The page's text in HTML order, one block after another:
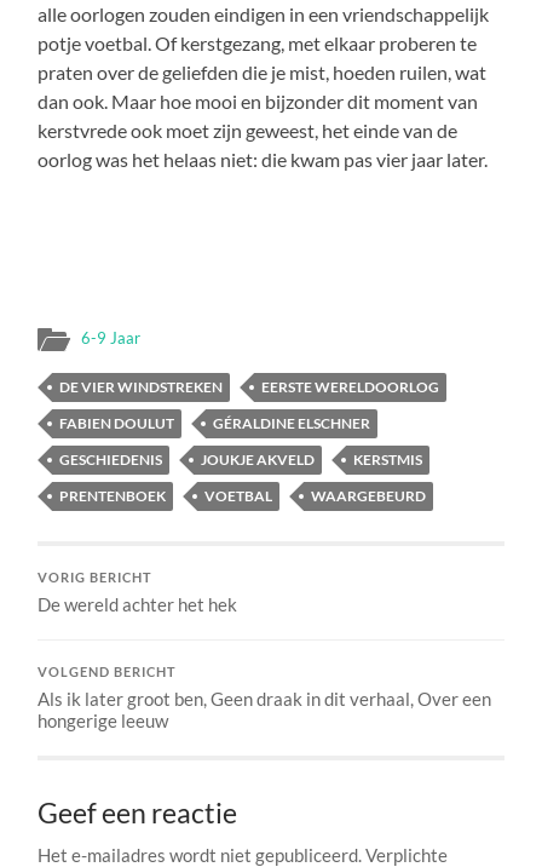
alle oorlogen zouden eindigen in een vriendschappelijk
potje voetbal. Of kerstgezang, met elkaar proberen te
praten over de geliefden die je mist, hoeden ruilen, wat
dan ook. Maar hoe mooi en bijzonder dit moment van
kerstvrede ook moet zijn geweest, het einde van de
oorlog was het helaas niet: die kwam pas vier jaar later.
6-9 Jaar
DE VIER WINDSTREKEN
EERSTE WERELDOORLOG
FABIEN DOULUT
GÉRALDINE ELSCHNER
GESCHIEDENIS
JOUKJE AKVELD
KERSTMIS
PRENTENBOEK
VOETBAL WAARGEBEURD
VORIG BERICHT
De wereld achter het hek
VOLGEND BERICHT
Als ik later groot ben, Geen draak in dit verhaal, Over een
hongerige leeuw
Geef een reactie
Het e-mailadres wordt niet gepubliceerd. Verplichte